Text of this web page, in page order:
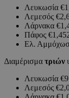
Λευκωσία
Λεμεσός
Λάρνακα
Πάφος
Ελ.
Διαμέρισμα τριών
Λευκωσία
Λεμεσός